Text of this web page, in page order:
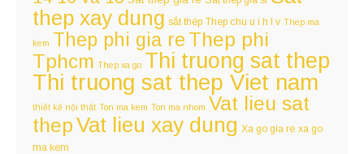
thep xay dung sắt thép Thep chu u i h l v Thep ma
kem Thep phi gia re Thep phi
Tphcm Thep xa go Thi truong sat thep
Thi truong sat thep Viet nam
thiết kế nội thất Ton ma kem Ton ma nhom Vat lieu sat
thepVat lieu xay dung Xa go gia re xa go
ma kem